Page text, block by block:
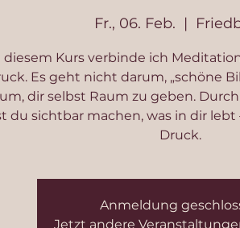
Fr., 06. Feb.
  |
diesem Kurs verbinde ich
Es geht nicht darum, „schöne
dir selbst Raum zu geben.
du sichtbar machen, was in dir
Druck.
Anmeldung
Jetzt andere